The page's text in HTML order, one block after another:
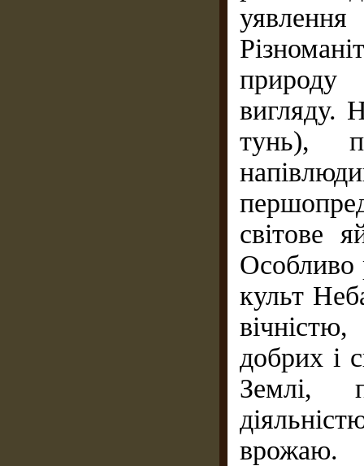
природу
вигляду.
тунь),
світове
Особливо
культ
добрих і
Землі,
врожаю.